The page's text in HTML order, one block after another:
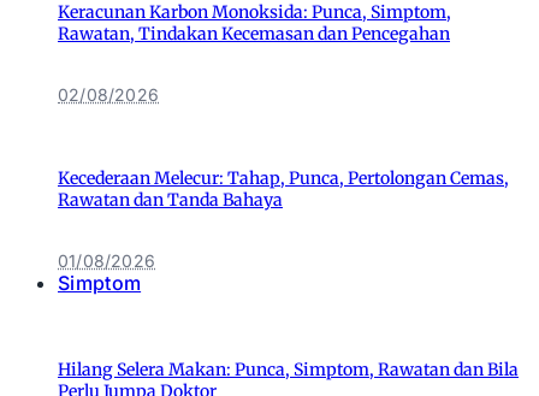
Keracunan Karbon Monoksida: Punca, Simptom,
Rawatan, Tindakan Kecemasan dan Pencegahan
02/08/2026
Kecederaan Melecur: Tahap, Punca, Pertolongan Cemas,
Rawatan dan Tanda Bahaya
01/08/2026
Simptom
Hilang Selera Makan: Punca, Simptom, Rawatan dan Bila
Perlu Jumpa Doktor